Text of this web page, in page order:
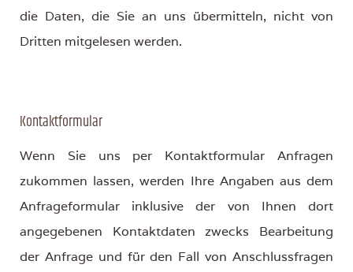
die Daten, die Sie an uns übermitteln, nicht von
Dritten mitgelesen werden.
Kontaktformular
Wenn Sie uns per Kontaktformular Anfragen
zukommen lassen, werden Ihre Angaben aus dem
Anfrageformular inklusive der von Ihnen dort
angegebenen Kontaktdaten zwecks Bearbeitung
der Anfrage und für den Fall von Anschlussfragen